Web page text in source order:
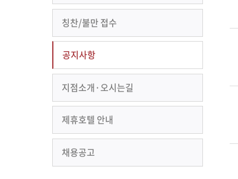
칭찬/불만 접수
공지사항
지점소개·오시는길
제휴호텔 안내
채용공고